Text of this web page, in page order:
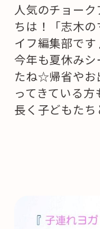
人気のチョー
ちは！「志木
イフ編集部で
今年も夏休み
たね☆帰省やお
ってきている
長く子どもた